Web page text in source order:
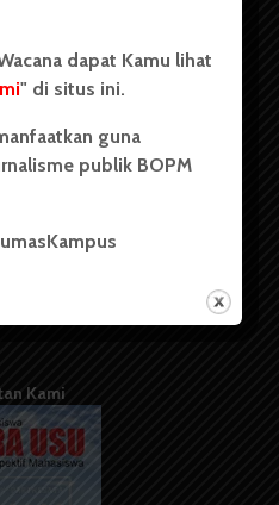
Kami
dapat Kamu lihat
" di situs ini.
guna
publik BOPM